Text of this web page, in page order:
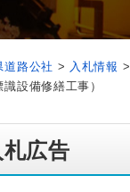
道路公社 > 入札情報 >
識設備修繕工事）
札広告